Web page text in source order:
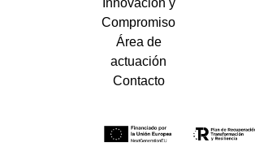
Compromiso
Área de
actuación
Contacto